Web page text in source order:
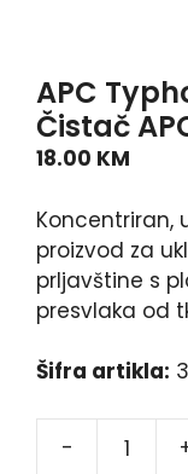
APC
Čistač
18.00 KM
Koncentriran,
proizvod za
prljavštine s
presvlaka od
Šifra artikla:
-